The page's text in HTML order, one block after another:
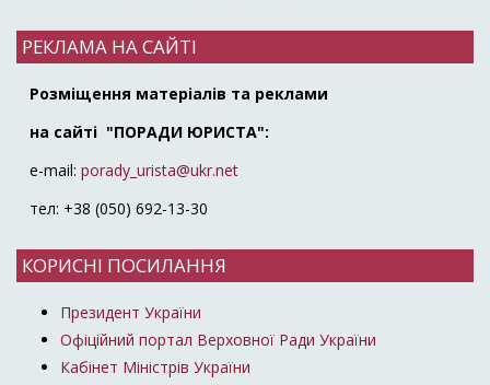
РЕКЛАМА НА САЙТІ
Розміщення матеріалів та реклами
на сайті "ПОРАДИ ЮРИСТА":
e-mail: porady_urista@ukr.net
тел: +38 (050) 692-13-30
КОРИСНІ ПОСИЛАННЯ
Президент України
Офіційний портал Верховної Ради України
Кабінет Міністрів України